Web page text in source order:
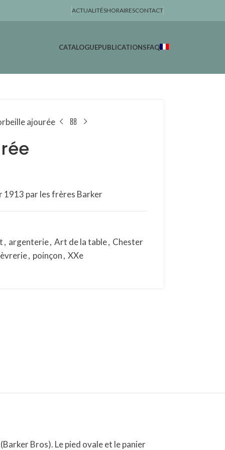
ACTUALITÉSHORAIRESCONTACT
CATALOGUEPUBLICATIONSFAQ
ajourée
1913 par les frères Barker
, argenterie, Art de la table, Chester
, poinçon, XXe
Bros). Le pied ovale et le panier